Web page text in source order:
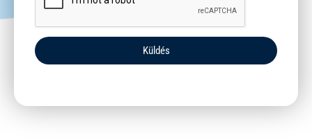
Küldés